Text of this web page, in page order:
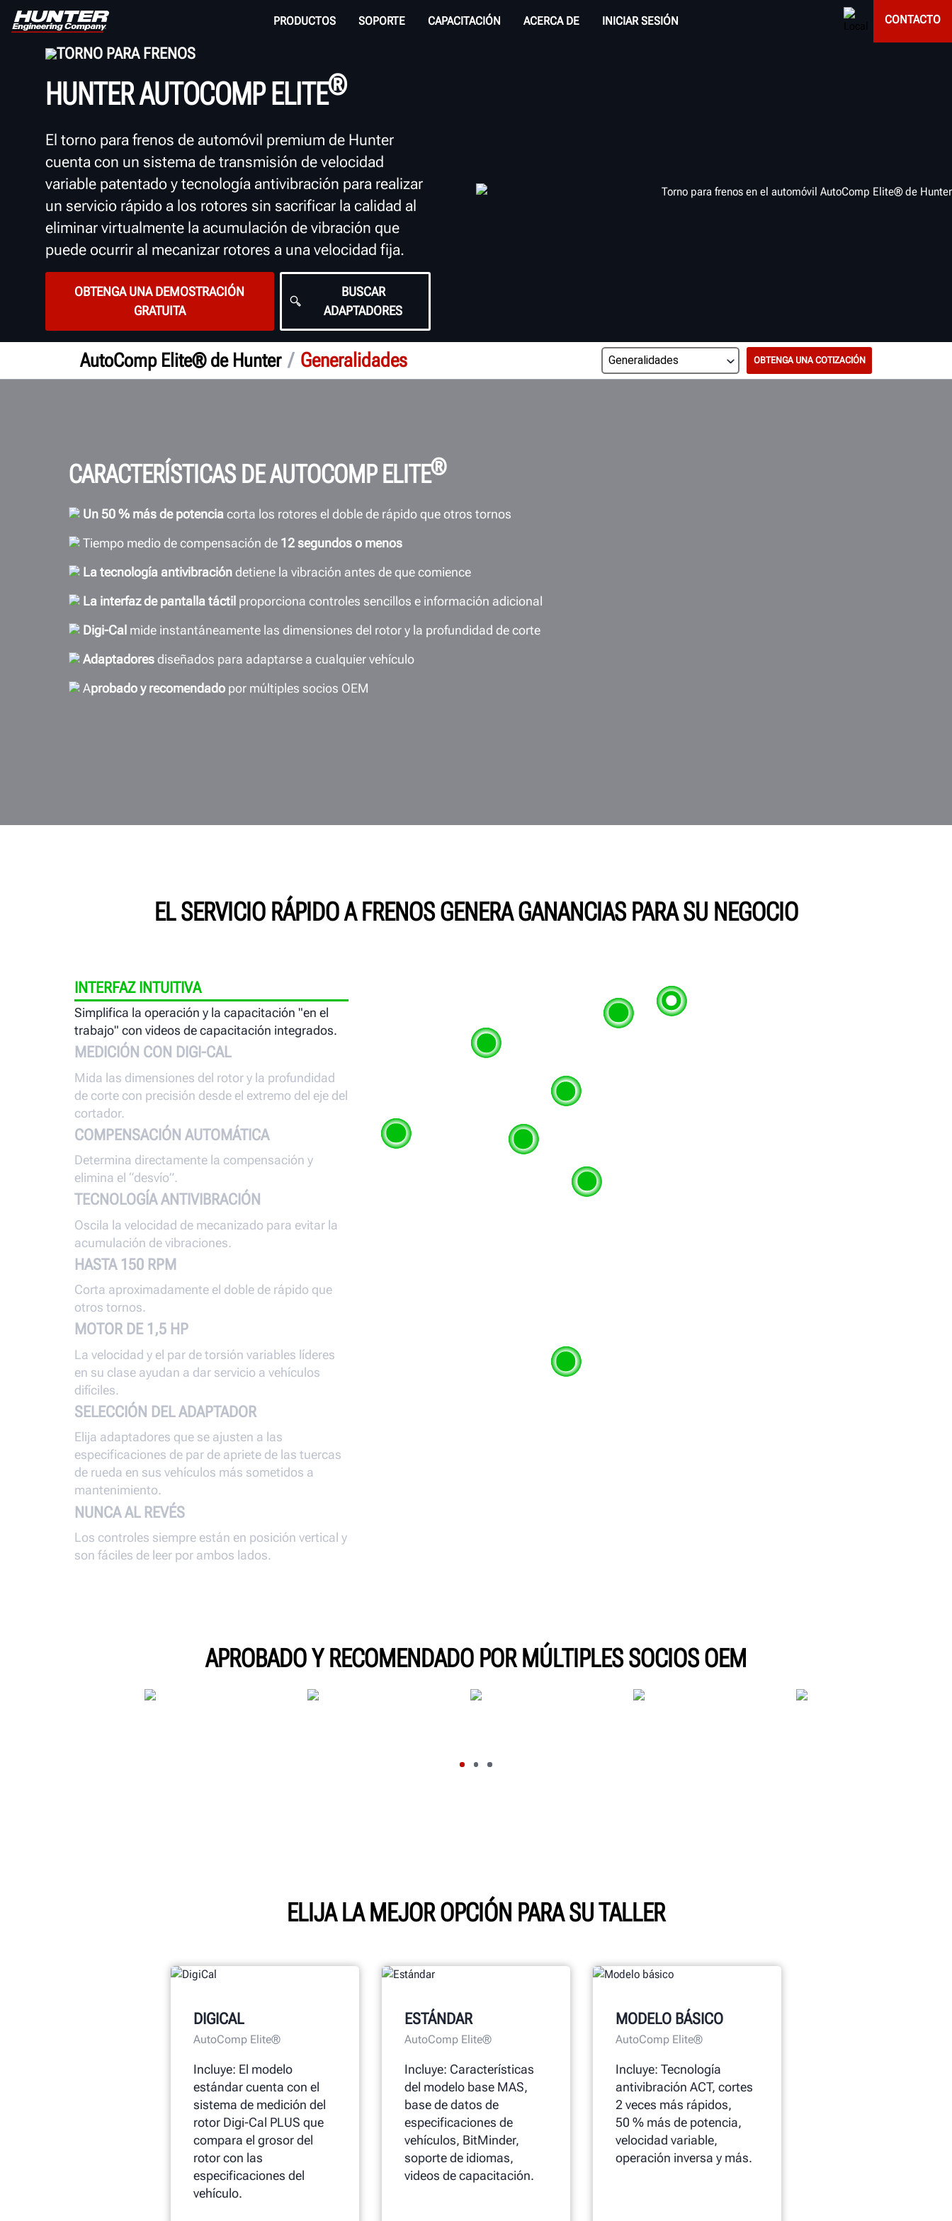
PRODUCTOS SOPORTE CAPACITACIÓN ACERCA DE INICIAR SESIÓN CONTACTO
TORNO PARA FRENOS
HUNTER AUTOCOMP ELITE®
El torno para frenos de automóvil premium de Hunter
cuenta con un sistema de transmisión de velocidad
variable patentado y tecnología antivibración para realizar
un servicio rápido a los rotores sin sacrificar la calidad al
eliminar virtualmente la acumulación de vibración que
puede ocurrir al mecanizar rotores a una velocidad fija.
OBTENGA UNA DEMOSTRACIÓN
GRATUITA
BUSCAR
ADAPTADORES
AutoComp Elite® de Hunter / Generalidades OBTENGA UNA COTIZACIÓN
CARACTERÍSTICAS DE AUTOCOMP ELITE®
Un 50% más de potencia corta los rotores el doble de rápido que otros tornos
Tiempo medio de compensación de 12 segundos o menos
La tecnología antivibracióndetiene la vibración antes de que comience
La interfaz de pantalla táctil proporciona controles sencillos e información adicional
Digi-Cal mide instantáneamente las dimensiones del rotor y la profundidad de corte
Adaptadoresdiseñados para adaptarse a cualquier vehículo
Aprobado y recomendado por múltiples socios OEM
EL SERVICIO RÁPIDO A FRENOS GENERA GANANCIAS PARA SU NEGOCIO
INTERFAZ INTUITIVA
Simplifica la operación y la capacitación "en el
trabajo" con videos de capacitación integrados.
MEDICIÓN CON DIGI-CAL
Mida las dimensiones del rotor y la profundidad
de corte con precisión desde el extremo del eje del
cortador.
COMPENSACIÓN AUTOMÁTICA
Determina directamente la compensación y
elimina el “desvío”.
TECNOLOGÍA ANTIVIBRACIÓN
Oscila la velocidad de mecanizado para evitar la
acumulación de vibraciones.
HASTA 150 RPM
Corta aproximadamente el doble de rápido que
otros tornos.
MOTOR DE 1,5 HP
La velocidad y el par de torsión variables líderes
en su clase ayudan a dar servicio a vehículos
difíciles.
SELECCIÓN DEL ADAPTADOR
Elija adaptadores que se ajusten a las
especificaciones de par de apriete de las tuercas
de rueda en sus vehículos más sometidos a
mantenimiento.
NUNCA AL REVÉS
Los controles siempre están en posición vertical y
son fáciles de leer por ambos lados.
APROBADO Y RECOMENDADO POR MÚLTIPLES SOCIOS OEM
DIGICAL
AutoComp Elite®
Incluye: El modelo
estándar cuenta con el
sistema de medición del
rotor Digi-Cal PLUS que
compara el grosor del
rotor con las
especificaciones del
vehículo.
ESTÁNDAR
AutoComp Elite®
Incluye: Características
del modelo base MAS,
base de datos de
especificaciones de
vehículos, BitMinder,
soporte de idiomas,
videos de capacitación.
MODELO BÁSICO
AutoComp Elite®
Incluye: Tecnología
antivibración ACT, cortes
2 veces más rápidos,
50 % más de potencia,
velocidad variable,
operación inversa y más.
ELIJA LA MEJOR OPCIÓN PARA SU TALLER